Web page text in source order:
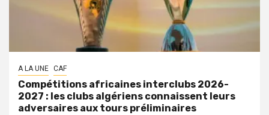
A LA UNE CAF
Compétitions africaines interclubs 2026-
2027 : les clubs algériens connaissent leurs
adversaires aux tours préliminaires